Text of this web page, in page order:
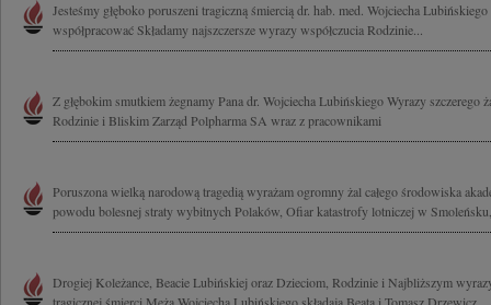
Jesteśmy głęboko poruszeni tragiczną śmiercią dr. hab. med. Wojciecha
współpracować Składamy najszczersze wyrazy współczucia Rodzinie...
Z głębokim smutkiem żegnamy Pana dr. Wojciecha Lubińskiego Wyrazy szczerego
Rodzinie i Bliskim Zarząd Polpharma SA wraz z pracownikami
Poruszona wielką narodową tragedią wyrażam ogromny żal całego środowiska
powodu bolesnej straty wybitnych Polaków, Ofiar katastrofy lotniczej w
Drogiej Koleżance, Beacie Lubińskiej oraz Dzieciom, Rodzinie i Najbliższym